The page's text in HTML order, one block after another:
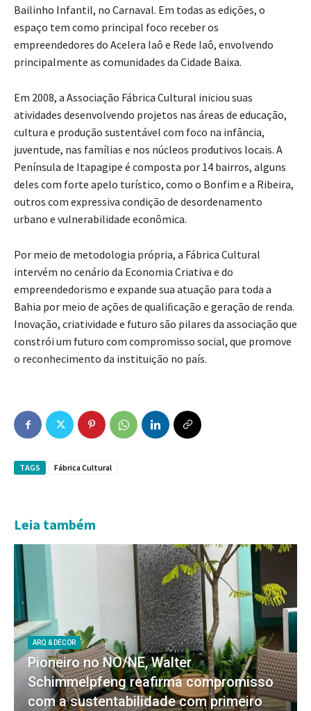
Bailinho Infantil, no Carnaval. Em todas as edições, o
espaço tem como principal foco receber os
empreendedores do Acelera Iaô e Rede Iaô, envolvendo
principalmente as comunidades da Cidade Baixa.
Em 2008, a Associação Fábrica Cultural iniciou suas
atividades desenvolvendo projetos nas áreas de educação,
cultura e produção sustentável com foco na infância,
juventude, nas famílias e nos núcleos produtivos locais. A
Península de Itapagipe é composta por 14 bairros, alguns
deles com forte apelo turístico, como o Bonfim e a Ribeira,
outros com expressiva condição de desordenamento
urbano e vulnerabilidade econômica.
Por meio de metodologia própria, a Fábrica Cultural
intervém no cenário da Economia Criativa e do
empreendedorismo e expande sua atuação para toda a
Bahia por meio de ações de qualiﬁcação e geração de renda.
Inovação, criatividade e futuro são pilares da associação que
constrói um futuro com compromisso social, que promove
o reconhecimento da instituição no país.
TAGS Fábrica Cultural
Leia também
ARQ & DECOR
Pioneiro no NO/NE, Walter
Schimmelpfeng reafirma compromisso
com a sustentabilidade com primeiro